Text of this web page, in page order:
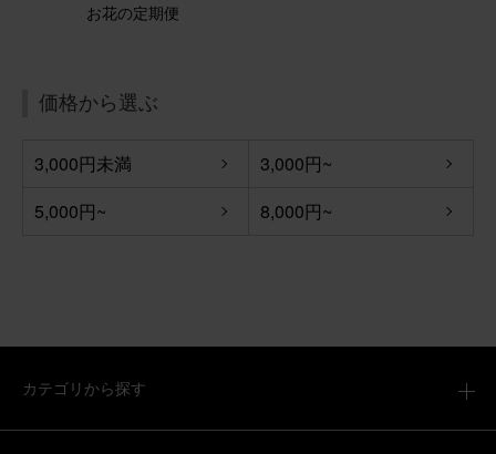
お花の定期便
価格から選ぶ
3,000円未満
3,000円~
5,000円~
8,000円~
カテゴリから探す